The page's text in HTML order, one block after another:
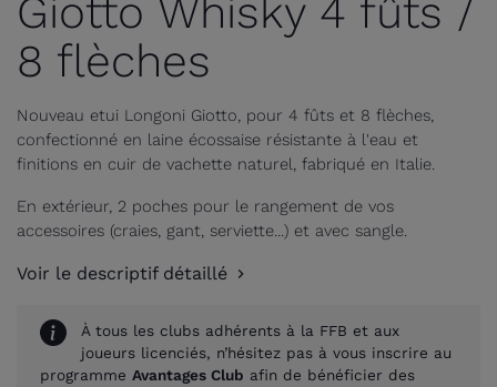
Giotto Whisky 4 fûts /
8 flèches
Nouveau etui Longoni Giotto, pour 4 fûts et 8 flèches,
confectionné en laine écossaise résistante à l'eau et
finitions en cuir de vachette naturel, fabriqué en Italie.
En extérieur, 2 poches pour le rangement de vos
accessoires (craies, gant, serviette...) et avec sangle.
Voir le descriptif détaillé
À tous les clubs adhérents à la FFB et aux
joueurs licenciés, n’hésitez pas à vous inscrire au
programme Avantages Club afin de bénéficier des